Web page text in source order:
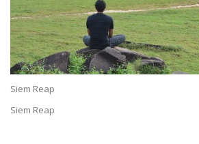
Siem Reap
Siem Reap